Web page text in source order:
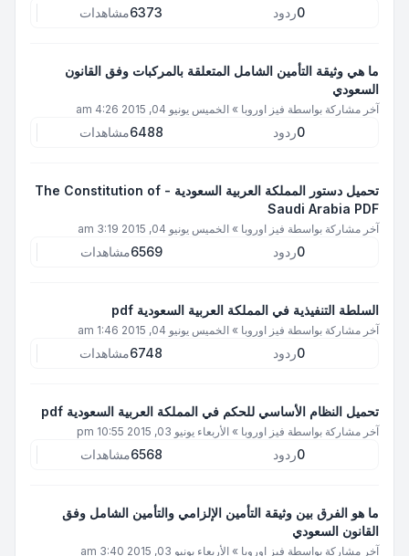
0ردود 6373مشاهدات
ما هي وثيقة التأمين الشامل المتعلقة بالمركبات وفق القانون
السعودي
آخر مشاركة بواسطة فيز اوروبا » الخميس يونيو 04, 2015 4:26 am
0ردود 6488مشاهدات
تحميل دستور المملكة العربية السعودية - The Constitution of
Saudi Arabia PDF
آخر مشاركة بواسطة فيز اوروبا » الخميس يونيو 04, 2015 3:19 am
0ردود 6569مشاهدات
السلطة التنفيذية في المملكة العربية السعودية pdf
آخر مشاركة بواسطة فيز اوروبا » الخميس يونيو 04, 2015 1:46 am
0ردود 6748مشاهدات
تحميل النظام الأساسي للحكم في المملكة العربية السعودية pdf
آخر مشاركة بواسطة فيز اوروبا » الأربعاء يونيو 03, 2015 10:55 pm
0ردود 6568مشاهدات
ما هو الفرق بين وثيقة التأمين الإلزامي والتأمين الشامل وفق
القانون السعودي
آخر مشاركة بواسطة فيز اوروبا » الأربعاء يونيو 03, 2015 3:40 am